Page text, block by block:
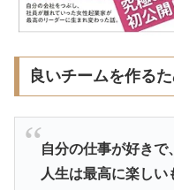
良いチームを作る
自分の仕事が好きで
人生は最高に楽し